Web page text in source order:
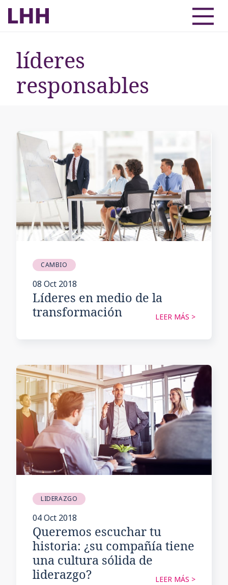
líderes
responsables
CAMBIO
08 Oct 2018
Líderes en medio de la
transformación
LEER MÁS >
LIDERAZGO
04 Oct 2018
Queremos escuchar tu
historia: ¿su compañía tiene
una cultura sólida de
liderazgo?
LEER MÁS >